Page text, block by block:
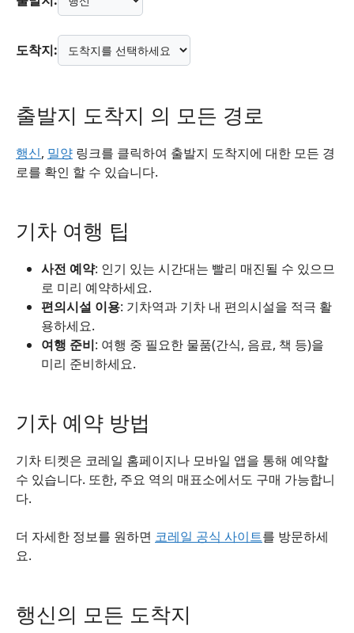
도착지:
출발지 도착지 의 모든 경로
행신, 밀양 링크를 클릭하여 출발지 도착지에 대한 모든 경
로를 확인 할 수 있습니다.
기차 여행 팁
사전 예약: 인기 있는 시간대는 빨리 매진될 수 있으므
로 미리 예약하세요.
편의시설 이용: 기차역과 기차 내 편의시설을 적극 활
용하세요.
여행 준비: 여행 중 필요한 물품(간식, 음료, 책 등)을
미리 준비하세요.
기차 예약 방법
기차 티켓은 코레일 홈페이지나 모바일 앱을 통해 예약할
수 있습니다. 또한, 주요 역의 매표소에서도 구매 가능합니
다.
더 자세한 정보를 원하면 코레일 공식 사이트를 방문하세
요.
행신의 모든 도착지